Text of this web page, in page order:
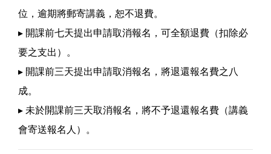
位，逾期將郵寄講義，恕不退費。
▸ 開課前七天提出申請取消報名，可全額退費（扣除必
要之支出）。
▸ 開課前三天提出申請取消報名，將退還報名費之八
成。
▸ 未於開課前三天取消報名，將不予退還報名費（講義
會寄送報名人）。